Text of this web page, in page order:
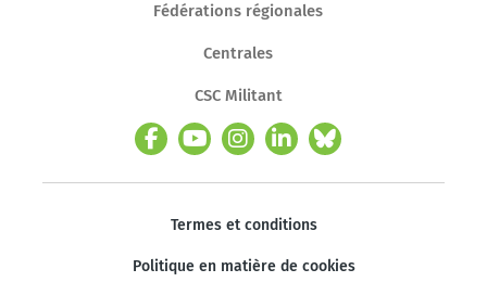
Fédérations régionales
Centrales
CSC Militant
Termes et conditions
Politique en matière de cookies